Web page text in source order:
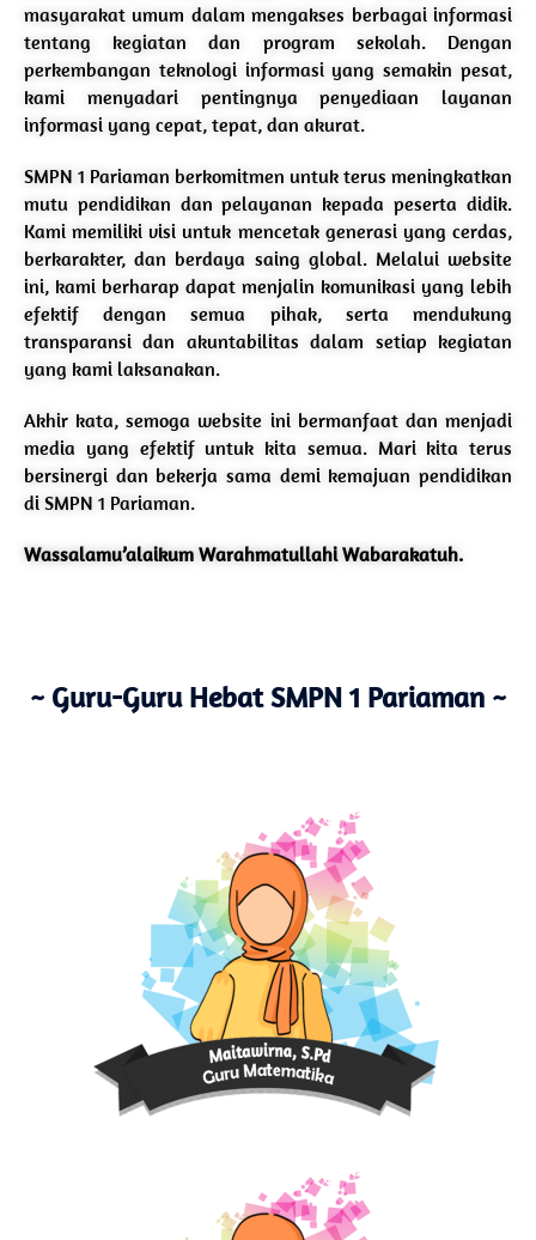
masyarakat umum dalam mengakses berbagai informasi
tentang kegiatan dan program sekolah. Dengan
perkembangan teknologi informasi yang semakin pesat,
kami menyadari pentingnya penyediaan layanan
informasi yang cepat, tepat, dan akurat.
SMPN 1 Pariaman berkomitmen untuk terus meningkatkan
mutu pendidikan dan pelayanan kepada peserta didik.
Kami memiliki visi untuk mencetak generasi yang cerdas,
berkarakter, dan berdaya saing global. Melalui website
ini, kami berharap dapat menjalin komunikasi yang lebih
efektif dengan semua pihak, serta mendukung
transparansi dan akuntabilitas dalam setiap kegiatan
yang kami laksanakan.
Akhir kata, semoga website ini bermanfaat dan menjadi
media yang efektif untuk kita semua. Mari kita terus
bersinergi dan bekerja sama demi kemajuan pendidikan
di SMPN 1 Pariaman.
Wassalamu’alaikum Warahmatullahi Wabarakatuh.
~ Guru-Guru Hebat SMPN 1 Pariaman ~